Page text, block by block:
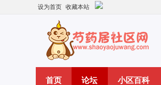
设为首页 收藏本站
首页 论坛 小区百科